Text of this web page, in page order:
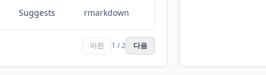
Suggests rmarkdown
이전 1 / 2 다음